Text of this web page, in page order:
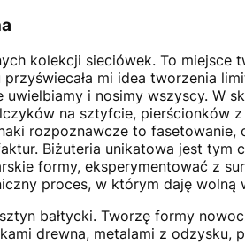
kolekcji sieciówek. To miejsce
mi idea tworzenia
i nosimy wszyscy. W
na sztyfcie, pierścionków
rozpoznawcze to fasetowanie,
Biżuteria unikatowa jest tym
formy, eksperymentować z
proces, w którym daję wolną
bałtycki. Tworzę formy
drewna, metalami z odzysku,